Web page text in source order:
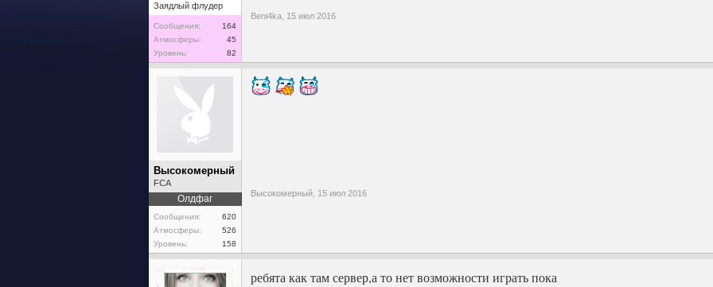
Заядлый флудер
Сообщения:
164
Атмосферы:
45
Уровень:
82
Beni4ka, 15 июл 2016
Высокомерный
FCA
Олдфаг
Сообщения:
620
Атмосферы:
526
Уровень:
158
Высокомерный, 15 июл 2016
ребята как там сервер,а то нет возможности играть пока